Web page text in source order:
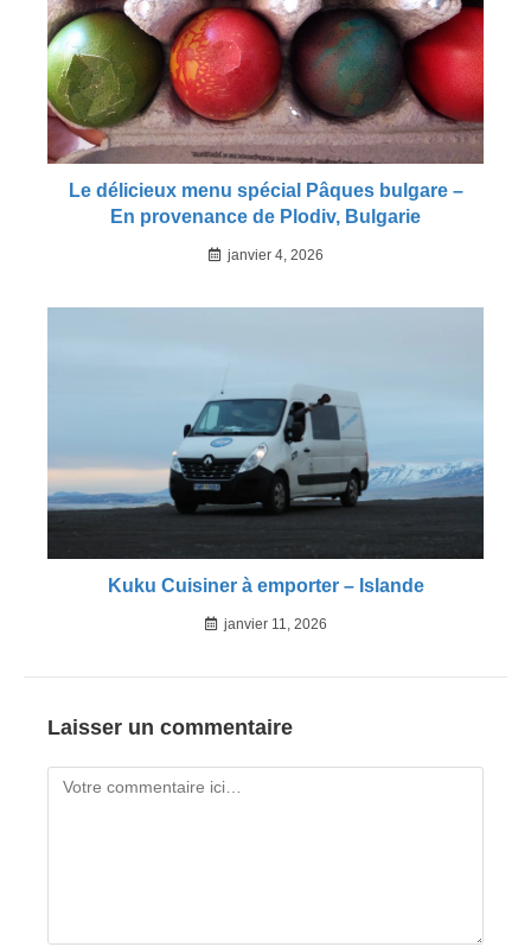
Le délicieux menu spécial Pâques bulgare –
En provenance de Plodiv, Bulgarie
janvier 4, 2026
Kuku Cuisiner à emporter – Islande
janvier 11, 2026
Laisser un commentaire
Comment